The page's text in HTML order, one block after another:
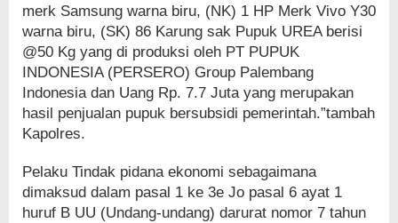
merk Samsung warna biru, (NK) 1 HP Merk Vivo Y30
warna biru, (SK) 86 Karung sak Pupuk UREA berisi
@50 Kg yang di produksi oleh PT PUPUK
INDONESIA (PERSERO) Group Palembang
Indonesia dan Uang Rp. 7.7 Juta yang merupakan
hasil penjualan pupuk bersubsidi pemerintah.”tambah
Kapolres.
Pelaku Tindak pidana ekonomi sebagaimana
dimaksud dalam pasal 1 ke 3e Jo pasal 6 ayat 1
huruf B UU (Undang-undang) darurat nomor 7 tahun